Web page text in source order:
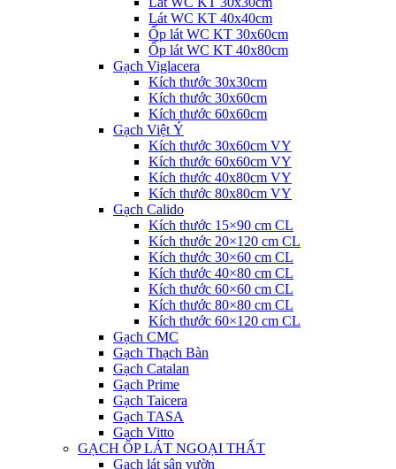
Lát WC KT 40x40cm
Ốp lát WC KT 30x60cm
Ốp lát WC KT 40x80cm
Gạch Viglacera
Kích thước 30x30cm
Kích thước 30x60cm
Kích thước 60x60cm
Gạch Việt Ý
Kích thước 30x60cm VY
Kích thước 60x60cm VY
Kích thước 40x80cm VY
Kích thước 80x80cm VY
Gạch Calido
Kích thước 15×90 cm CL
Kích thước 20×120 cm CL
Kích thước 30×60 cm CL
Kích thước 40×80 cm CL
Kích thước 60×60 cm CL
Kích thước 80×80 cm CL
Kích thước 60×120 cm CL
Gạch CMC
Gạch Thạch Bàn
Gạch Catalan
Gạch Prime
Gạch Taicera
Gạch TASA
Gạch Vitto
GẠCH ỐP LÁT NGOẠI THẤT
Gạch lát sân vườn